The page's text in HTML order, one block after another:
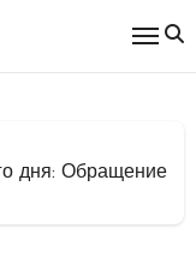
дня: Обращение